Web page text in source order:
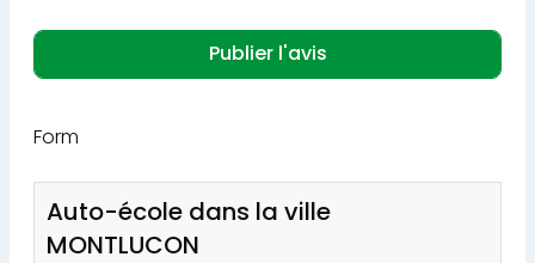
Form
Auto-école dans la ville
MONTLUCON